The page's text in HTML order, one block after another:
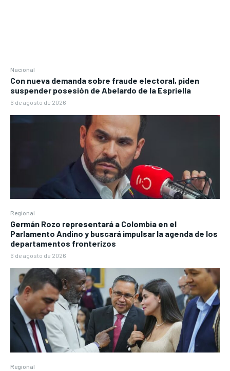
Nacional
Con nueva demanda sobre fraude electoral, piden
suspender posesión de Abelardo de la Espriella
6 de agosto de 2026
Regional
Germán Rozo representará a Colombia en el
Parlamento Andino y buscará impulsar la agenda de los
departamentos fronterizos
6 de agosto de 2026
Regional